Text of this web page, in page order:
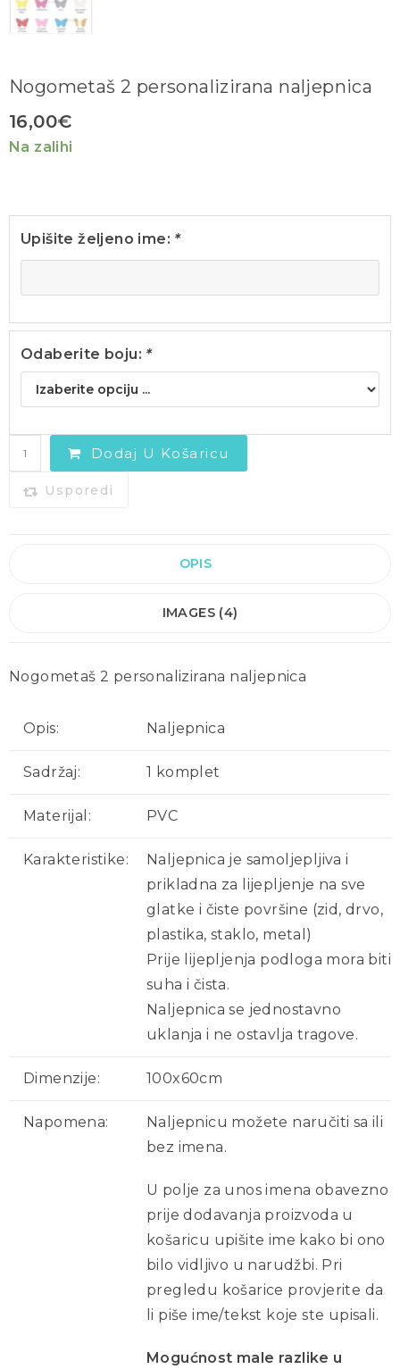
Nogometaš 2 personalizirana naljepnica
16,00€
Na zalihi
Upišite željeno ime: *
Odaberite boju: *
Dodaj U Košaricu
Usporedi
OPIS
IMAGES (4)
Nogometaš 2 personalizirana naljepnica
Opis: Naljepnica
Sadržaj: 1 komplet
Materijal: PVC
Karakteristike:
Naljepnica je samoljepljiva i
prikladna za lijepljenje na sve
glatke i čiste površine (zid, drvo,
plastika, staklo, metal)
Prije lijepljenja podloga mora biti
suha i čista.
Naljepnica se jednostavno
uklanja i ne ostavlja tragove.
Dimenzije: 100x60cm
Napomena:
Naljepnicu možete naručiti sa ili
bez imena.
U polje za unos imena obavezno
prije dodavanja proizvoda u
košaricu upišite ime kako bi ono
bilo vidljivo u narudžbi. Pri
pregledu košarice provjerite da
li piše ime/tekst koje ste upisali.
Mogućnost male razlike u